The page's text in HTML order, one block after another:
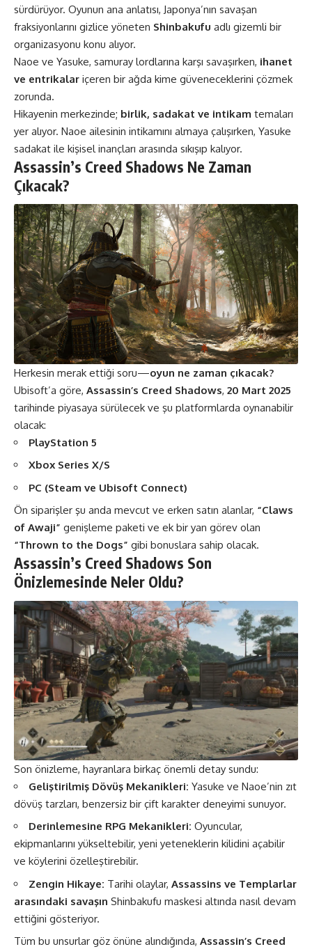
sürdürüyor. Oyunun ana anlatısı, Japonya’nın savaşan
fraksiyonlarını gizlice yöneten Shinbakufu adlı gizemli bir
organizasyonu konu alıyor.
Naoe ve Yasuke, samuray lordlarına karşı savaşırken, ihanet
ve entrikalar içeren bir ağda kime güveneceklerini çözmek
zorunda​.
Hikayenin merkezinde; birlik, sadakat ve intikam temaları
yer alıyor. Naoe ailesinin intikamını almaya çalışırken, Yasuke
sadakat ile kişisel inançları arasında sıkışıp kalıyor​.
Assassin’s Creed Shadows Ne Zaman
Çıkacak?
Herkesin merak ettiği soru—oyun ne zaman çıkacak?
Ubisoft’a göre, Assassin’s Creed Shadows, 20 Mart 2025
tarihinde piyasaya sürülecek ve şu platformlarda oynanabilir
olacak:
PlayStation 5
Xbox Series X/S
PC (Steam ve Ubisoft Connect)
Ön siparişler şu anda mevcut ve erken satın alanlar, “Claws
of Awaji” genişleme paketi ve ek bir yan görev olan
“Thrown to the Dogs” gibi bonuslara sahip olacak​.
Assassin’s Creed Shadows Son
Önizlemesinde Neler Oldu?
Son önizleme, hayranlara birkaç önemli detay sundu:
Geliştirilmiş Dövüş Mekanikleri: Yasuke ve Naoe’nin zıt
dövüş tarzları, benzersiz bir çift karakter deneyimi sunuyor.
Derinlemesine RPG Mekanikleri: Oyuncular,
ekipmanlarını yükseltebilir, yeni yeteneklerin kilidini açabilir
ve köylerini özelleştirebilir.
Zengin Hikaye: Tarihi olaylar, Assassins ve Templarlar
arasındaki savaşın Shinbakufu maskesi altında nasıl devam
ettiğini gösteriyor.
Tüm bu unsurlar göz önüne alındığında, Assassin’s Creed